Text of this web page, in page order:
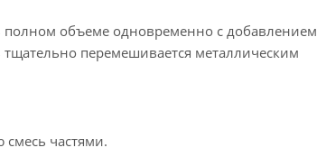
полном объеме одновременно с добавлением
перемешивается металлическим
смесь частями.